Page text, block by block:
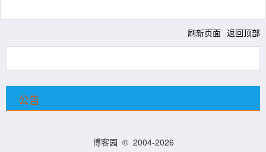
刷新页面 返回顶部
公告
博客园 © 2004-2026